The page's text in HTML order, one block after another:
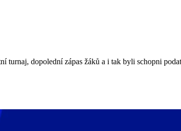
turnaj, dopolední zápas žáků a i tak byli schopni